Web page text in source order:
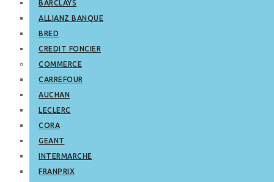
BARCLAYS
ALLIANZ BANQUE
BRED
CREDIT FONCIER
COMMERCE
CARREFOUR
AUCHAN
LECLERC
CORA
GEANT
INTERMARCHE
FRANPRIX